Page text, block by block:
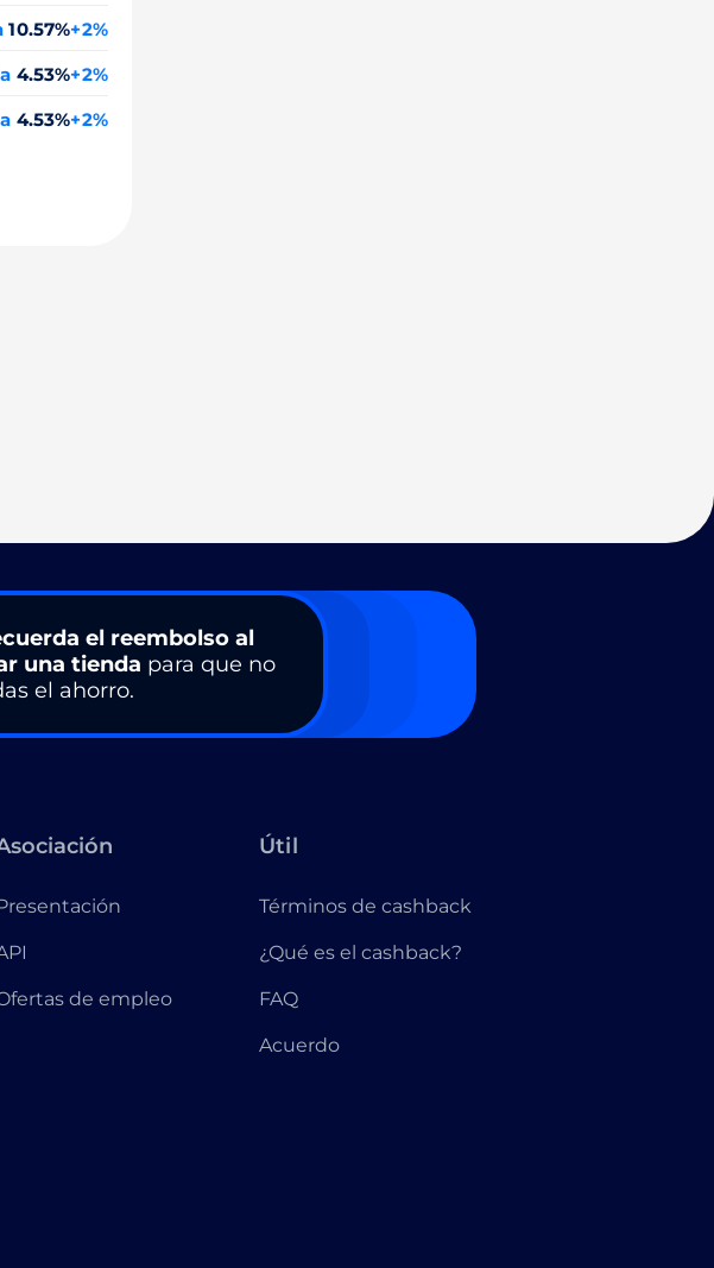
10.57%+2%
4.53%+2%
4.53%+2%
el reembolso al
una tienda para que no
el ahorro.
de empleo
Útil
Términos de cashback
¿Qué es el cashback?
FAQ
Acuerdo